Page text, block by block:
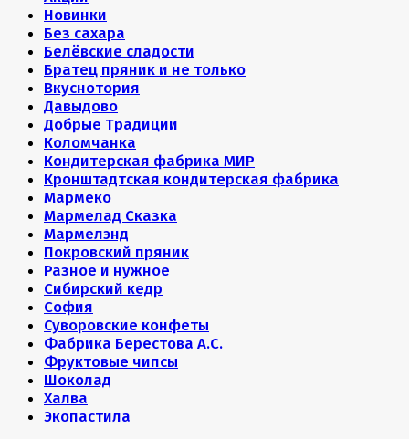
Новинки
Без сахара
Белёвские сладости
Братец пряник и не только
Вкуснотория
Давыдово
Добрые Традиции
Коломчанка
Кондитерская фабрика МИР
Кронштадтская кондитерская фабрика
Мармеко
Мармелад Сказка
Мармелэнд
Покровский пряник
Разное и нужное
Сибирский кедр
София
Суворовские конфеты
Фабрика Берестова А.С.
Фруктовые чипсы
Шоколад
Халва
Экопастила